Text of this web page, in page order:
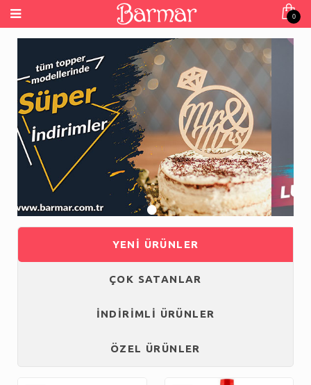
0
••••
YENİ ÜRÜNLER
ÇOK SATANLAR
İNDİRİMLİ ÜRÜNLER
ÖZEL ÜRÜNLER